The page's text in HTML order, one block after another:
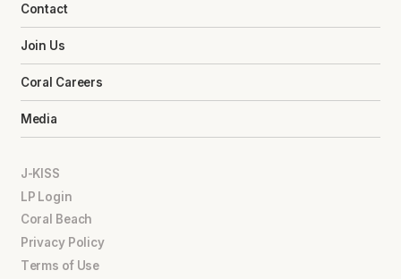
Contact
Join Us
Coral Careers
Media
J-KISS
LP Login
Coral Beach
Privacy Policy
Terms of Use